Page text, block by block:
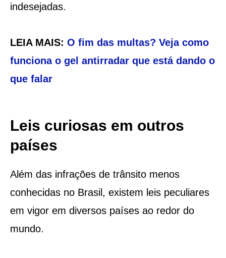
indesejadas.
LEIA MAIS: O fim das multas? Veja como
funciona o gel antirradar que está dando o
que falar
Leis curiosas em outros
países
Além das infrações de trânsito menos
conhecidas no Brasil, existem leis peculiares
em vigor em diversos países ao redor do
mundo.